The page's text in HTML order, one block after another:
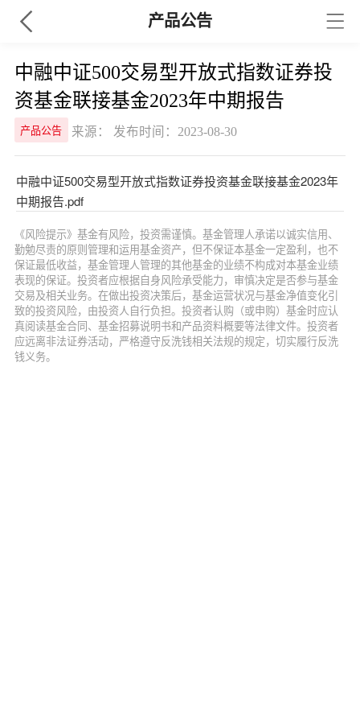
产品公告
中融中证500交易型开放式指数证券投
资基金联接基金2023年中期报告
产品公告 来源： 发布时间：2023-08-30
中融中证500交易型开放式指数证券投资基金联接基金2023年
中期报告.pdf
《风险提示》基金有风险，投资需谨慎。基金管理人承诺以诚实信用、
勤勉尽责的原则管理和运用基金资产，但不保证本基金一定盈利，也不
保证最低收益，基金管理人管理的其他基金的业绩不构成对本基金业绩
表现的保证。投资者应根据自身风险承受能力，审慎决定是否参与基金
交易及相关业务。在做出投资决策后，基金运营状况与基金净值变化引
致的投资风险，由投资人自行负担。投资者认购（或申购）基金时应认
真阅读基金合同、基金招募说明书和产品资料概要等法律文件。投资者
应远离非法证券活动，严格遵守反洗钱相关法规的规定，切实履行反洗
钱义务。